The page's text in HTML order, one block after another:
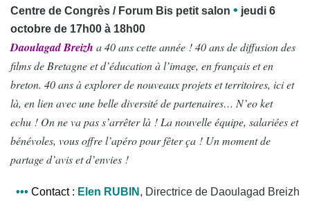
Centre de Congrès / Forum Bis petit salon • jeudi 6
octobre de 17h00 à 18h00
Daoulagad Breizh a 40 ans cette année ! 40 ans de diffusion des
films de Bretagne et d’éducation à l’image, en français et en
breton. 40 ans à explorer de nouveaux projets et territoires, ici et
là, en lien avec une belle diversité de partenaires… N’eo ket
echu ! On ne va pas s’arrêter là ! La nouvelle équipe, salariées et
bénévoles, vous offre l’apéro pour fêter ça ! Un moment de
partage d’avis et d’envies !
••• Contact : Elen RUBIN , Directrice de Daoulagad Breizh